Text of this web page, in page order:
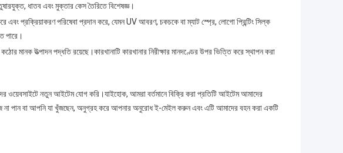
ধাতব এবং মুক্তার কেস তৈরিতে বিশেষজ্ঞ।
এবং প্রক্রিয়াকরণ পরিষেবা প্রদান করে, যেমন UV আবরণ, চকচকে বা ম্যাট স্প্রে, লোগো প্রিন্টিং সিল্ক
পারে।
উত্পাদন পদ্ধতি রয়েছে।কারখানাটি কারখানার নিরীক্ষার মানদণ্ডের উপর ভিত্তি করে স্থাপন করা
ওয়েবসাইটে নতুন আইটেম যোগ করি।যাইহোক, আমরা বর্তমানে বিক্রি করা প্রতিটি আইটেম আমাদের
না পান বা আপনি যা খুঁজছেন, অনুগ্রহ করে আপনার অনুরোধ ই-মেইল করুন এবং এটি আমাদের বহন করা একটি